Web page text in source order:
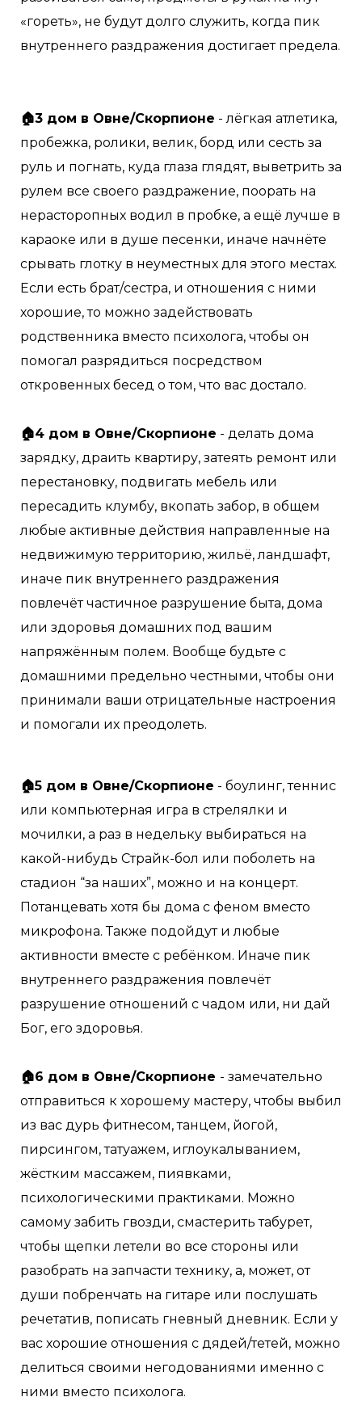
«гореть», не будут долго служить, когда пик
внутреннего раздражения достигает предела.
🏠3 дом в Овне/Скорпионе - лёгкая атлетика,
пробежка, ролики, велик, борд или сесть за
руль и погнать, куда глаза глядят, выветрить за
рулем все своего раздражение, поорать на
нерасторопных водил в пробке, а ещё лучше в
караоке или в душе песенки, иначе начнёте
срывать глотку в неуместных для этого местах.
Если есть брат/сестра, и отношения с ними
хорошие, то можно задействовать
родственника вместо психолога, чтобы он
помогал разрядиться посредством
откровенных бесед о том, что вас достало. ⠀
🏠4 дом в Овне/Скорпионе - делать дома
зарядку, драить квартиру, затеять ремонт или
перестановку, подвигать мебель или
пересадить клумбу, вкопать забор, в общем
любые активные действия направленные на
недвижимую территорию, жильё, ландшафт,
иначе пик внутреннего раздражения
повлечёт частичное разрушение быта, дома
или здоровья домашних под вашим
напряжённым полем. Вообще будьте с
домашними предельно честными, чтобы они
принимали ваши отрицательные настроения
и помогали их преодолеть. ⠀
🏠5 дом в Овне/Скорпионе - боулинг, теннис
или компьютерная игра в стрелялки и
мочилки, а раз в недельку выбираться на
какой-нибудь Страйк-бол или поболеть на
стадион “за наших”, можно и на концерт.
Потанцевать хотя бы дома с феном вместо
микрофона. Также подойдут и любые
активности вместе с ребёнком. Иначе пик
внутреннего раздражения повлечёт
разрушение отношений с чадом или, ни дай
Бог, его здоровья. ⠀
🏠6 дом в Овне/Скорпионе - замечательно
отправиться к хорошему мастеру, чтобы выбил
из вас дурь фитнесом, танцем, йогой,
пирсингом, татуажем, иглоукалыванием,
жёстким массажем, пиявками,
психологическими практиками. Можно
самому забить гвозди, смастерить табурет,
чтобы щепки летели во все стороны или
разобрать на запчасти технику, а, может, от
души побренчать на гитаре или послушать
речетатив, пописать гневный дневник. Если у
вас хорошие отношения с дядей/тетей, можно
делиться своими негодованиями именно с
ними вместо психолога. ⠀